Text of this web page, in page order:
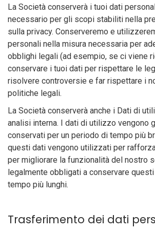
La Società conserverà i tuoi dati
necessario per gli scopi stabiliti nella
sulla privacy. Conserveremo e
personali nella misura necessaria per
obblighi legali (ad esempio, se ci viene
conservare i tuoi dati per rispettare le
risolvere controversie e far rispettare i
politiche legali.
La Società conserverà anche i Dati di
analisi interna. I dati di utilizzo vengono
conservati per un periodo di tempo più
questi dati vengono utilizzati per
per migliorare la funzionalità del nostro
legalmente obbligati a conservare
tempo più lunghi.
Trasferimento dei dati